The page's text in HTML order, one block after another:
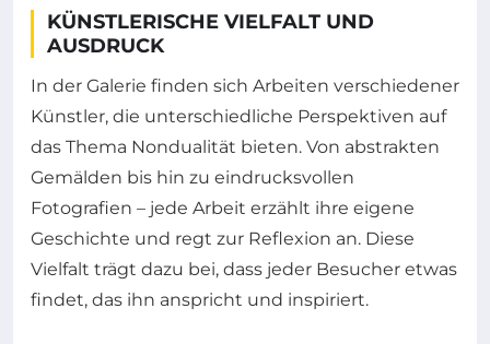
KÜNSTLERISCHE VIELFALT UND
AUSDRUCK
In der Galerie finden sich Arbeiten verschiedener
Künstler, die unterschiedliche Perspektiven auf
das Thema Nondualität bieten. Von abstrakten
Gemälden bis hin zu eindrucksvollen
Fotografien – jede Arbeit erzählt ihre eigene
Geschichte und regt zur Reflexion an. Diese
Vielfalt trägt dazu bei, dass jeder Besucher etwas
findet, das ihn anspricht und inspiriert.